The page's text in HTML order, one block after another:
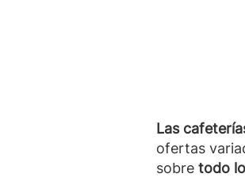
Las
ofertas
sobre todo